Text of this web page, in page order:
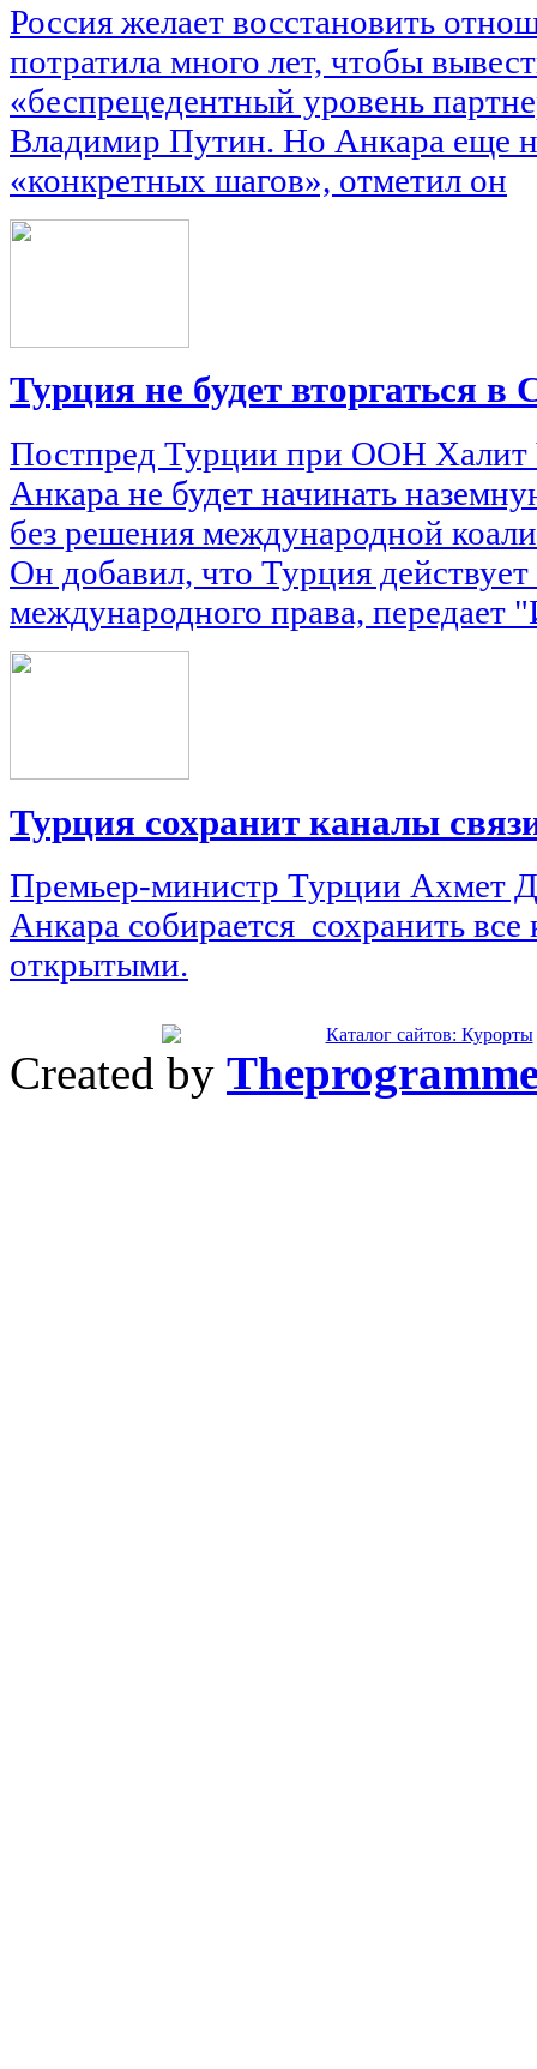
Россия желает восстановить
потратила много лет, чтобы
«беспрецедентный уровень
Владимир Путин. Но Анкара еще
«конкретных шагов», отметил он
Турция не будет вторгаться в
Постпред Турции при ООН Халит
Анкара не будет начинать
без решения международной
Он добавил, что Турция
международного права, передает
Турция сохранит каналы
Премьер-министр Турции Ахмет
Анкара собирается сохранить
открытыми.
Created by